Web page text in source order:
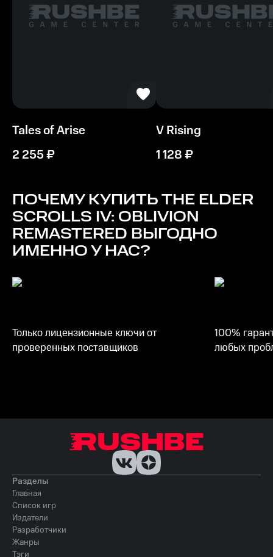
Видеокарта
AMD Ryzen 5 2600X / Intel Core i7-6800K
16 GB ОЗУ
Место на диске
Tales of Arise
2 255₽
V Rising
1 128₽
ПОЧЕМУ КУПИТЬTHE ELDER
SCROLLS IV: OBLIVION
REMASTERED ВЫГОДНО
ИМЕННО У НАС?
Только лицензионные ключи от
проверенных поставщиков
100%
любых
Разделы
Главная
Список игр
Издатели
Разработчики
Жанры
Тэги